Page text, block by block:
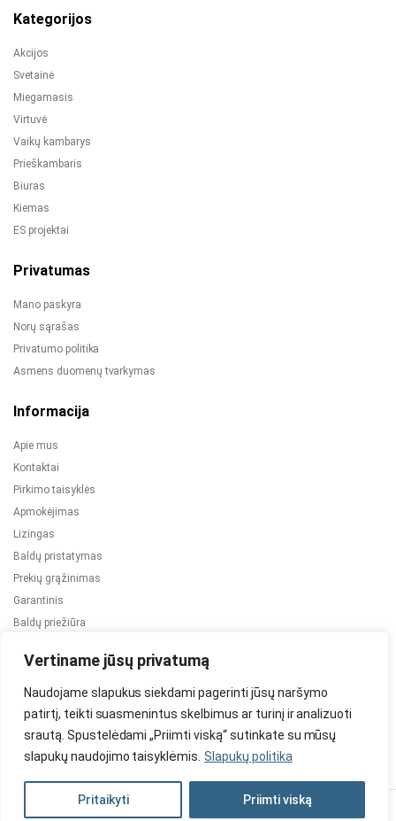
Vertiname jūsų privatumą
Naudojame slapukus siekdami pagerinti jūsų naršymo
patirtį, teikti suasmenintus skelbimus ar turinį ir analizuoti
srautą. Spustelėdami „Priimti viską“ sutinkate su mūsų
slapukų naudojimo taisyklėmis. Slapukų politika
Pritaikyti Priimti viską
Kategorijos
Akcijos
Svetainė
Miegamasis
Virtuvė
Vaikų kambarys
Prieškambaris
Biuras
Kiemas
ES projektai
Privatumas
Mano paskyra
Norų sąrašas
Privatumo politika
Asmens duomenų tvarkymas
Informacija
Apie mus
Kontaktai
Pirkimo taisyklės
Apmokėjimas
Lizingas
Baldų pristatymas
Prekių grąžinimas
Garantinis
Baldų priežiūra
2024 © Visos teisės saugomos. Be TauBaldai.lt sutikimo draudžiama
Asmens duomenų tvarkymas Privatumo politika